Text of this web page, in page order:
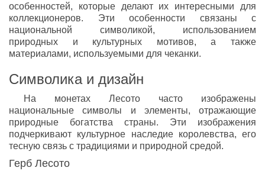
особенностей, которые делают их интересными для
коллекционеров. Эти особенности связаны с
национальной символикой, использованием
природных и культурных мотивов, а также
материалами, используемыми для чеканки.
Символика и дизайн
На монетах Лесото часто изображены
национальные символы и элементы, отражающие
природные богатства страны. Эти изображения
подчеркивают культурное наследие королевства, его
тесную связь с традициями и природной средой.
Герб Лесото